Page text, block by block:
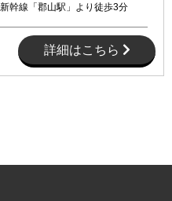
幹線「郡山駅」より徒歩3分
詳細はこちら